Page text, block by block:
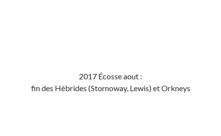
2017 Écosse aout :
fin des Hébrides (Stornoway, Lewis) et Orkneys